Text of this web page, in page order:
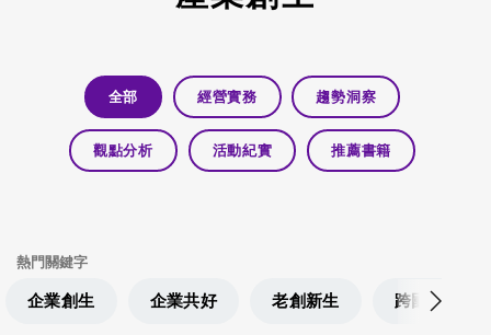
全部 經營實務 趨勢洞察
觀點分析 活動紀實 推薦書籍
熱門關鍵字
企業創生 企業共好 老創新生 跨國在地經